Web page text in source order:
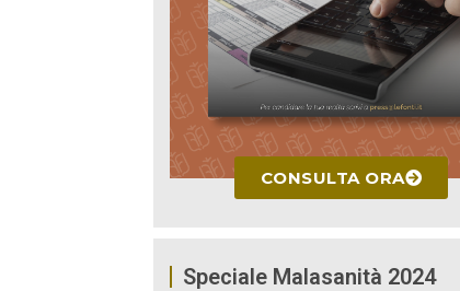
CONSULTA ORA
Speciale Malasanità 2024